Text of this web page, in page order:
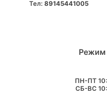
Тел: 89145441005
Режим
ПН-ПТ
СБ-ВС